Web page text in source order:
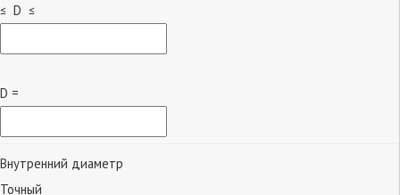
≤ D ≤
D =
Внутренний диаметр
Точный